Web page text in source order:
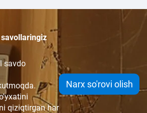
savdo
qiziqtirgan har
Narx so'rovi olish